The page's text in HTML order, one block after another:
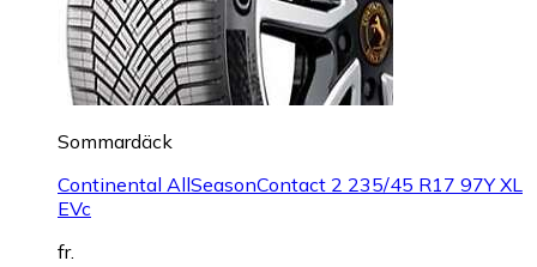
Sommardäck
Continental AllSeasonContact 2 235/45 R17 97Y XL
EVc
fr.